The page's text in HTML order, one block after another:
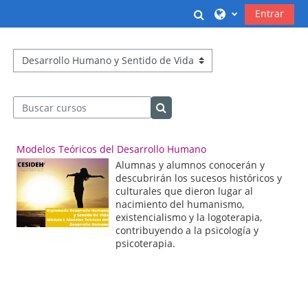
Selector de
Entrar
Categorías
Buscar cursos
Buscar cursos
Modelos Teóricos del Desarrollo Humano
Alumnas y alumnos conocerán y
descubrirán los sucesos históricos y
culturales que dieron lugar al
nacimiento del humanismo,
existencialismo y la logoterapia,
contribuyendo a la psicología y
psicoterapia.